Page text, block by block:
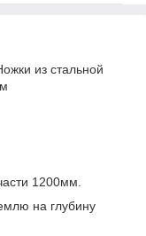
из стальной
1200мм.
на глубину